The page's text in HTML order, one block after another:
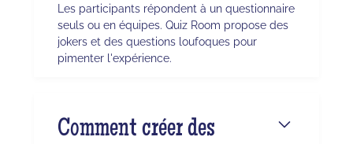
Les participants répondent à un questionnaire
seuls ou en équipes. Quiz Room propose des
jokers et des questions loufoques pour
pimenter l'expérience.
Comment créer des